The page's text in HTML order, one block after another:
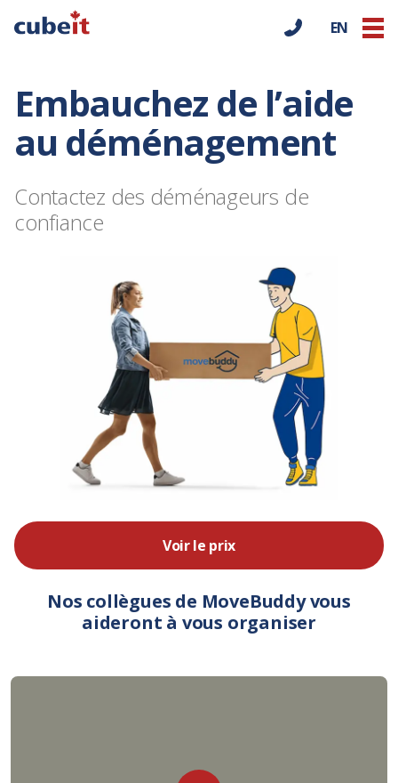
EN
Embauchez de l’aide
au déménagement
Contactez des déménageurs de
confiance
Voir le prix
Nos collègues de MoveBuddy vous
aideront à vous organiser